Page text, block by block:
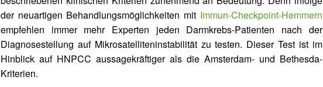
der neuartigen Behandlungsmöglichkeiten mit Immun-Checkpoint-Hemmern
empfehlen immer mehr Experten jeden Darmkrebs-Patienten nach der
Diagnosestellung auf Mikrosatelliteninstabilität zu testen. Dieser Test ist im
Hinblick auf HNPCC aussagekräftiger als die Amsterdam- und Bethesda-
Kriterien.